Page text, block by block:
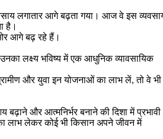
लगातार आगे बढ़ता गया। आज वे इस
है।
आगे बढ़ रहे हैं।
लक्ष्य भविष्य में एक आधुनिक व्यावसायिक
और युवा इन योजनाओं का लाभ लें, तो वे भी
और आत्मनिर्भर बनाने की दिशा में प्रभावी
लाभ लेकर कोई भी किसान अपने जीवन में